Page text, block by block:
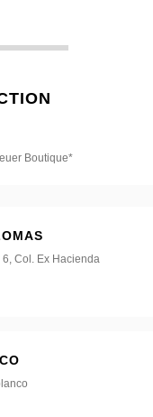
Boutique*
Col. Ex Hacienda